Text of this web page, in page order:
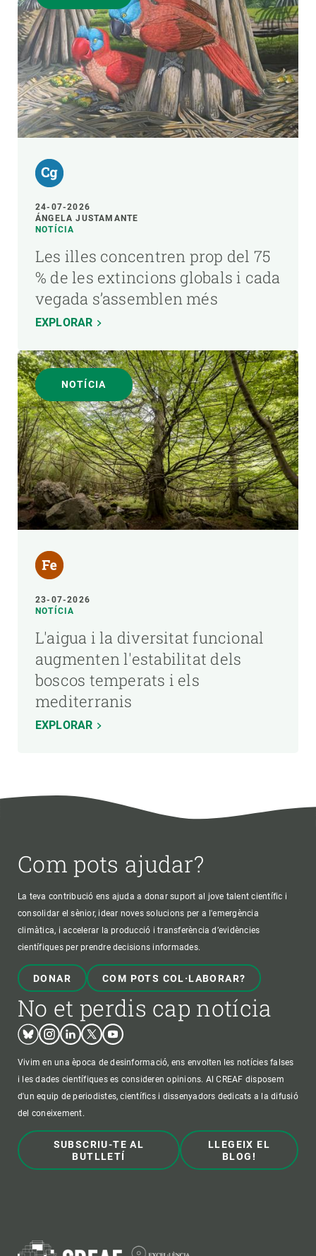
24-07-2026
ÁNGELA JUSTAMANTE
NOTÍCIA
Les illes concentren prop del 75
% de les extincions globals i cada
vegada s’assemblen més
EXPLORAR
NOTÍCIA
23-07-2026
NOTÍCIA
L'aigua i la diversitat funcional
augmenten l'estabilitat dels
boscos temperats i els
mediterranis
EXPLORAR
Com pots ajudar?
La teva contribució ens ajuda a donar suport al jove talent científic i
consolidar el sènior, idear noves solucions per a l'emergència
climàtica, i accelerar la producció i transferència d’evidències
científiques per prendre decisions informades.
DONAR COM POTS COL·LABORAR?
No et perdis cap notícia
BlueskyInstagram
LinkedinTwitterYoutube
Vivim en una època de desinformació, ens envolten les notícies falses
i les dades científiques es consideren opinions. Al CREAF disposem
d'un equip de periodistes, científics i dissenyadors dedicats a la difusió
del coneixement.
SUBSCRIU-TE AL
BUTLLETÍ
LLEGEIX EL
BLOG!